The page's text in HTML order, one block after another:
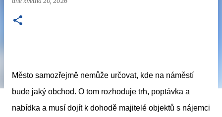
Město samozřejmě nemůže určovat, kde na náměstí
bude jaký obchod. O tom rozhoduje trh, poptávka a
nabídka a musí dojít k dohodě majitelé objektů s nájemci